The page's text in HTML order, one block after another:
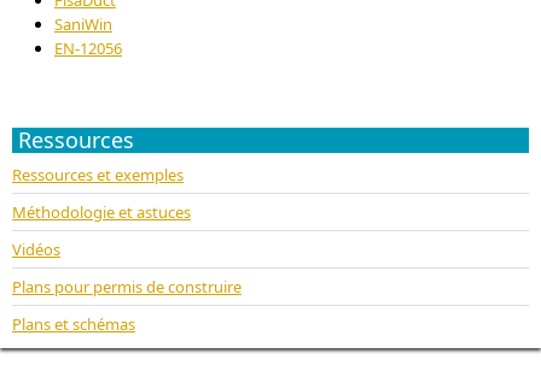
SaniWin
EN-12056
Ressources
Ressources et exemples
Méthodologie et astuces
Vidéos
Plans pour permis de construire
Plans et schémas